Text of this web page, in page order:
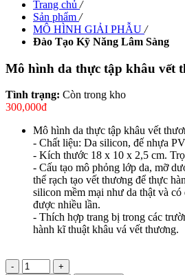
Trang chủ /
Sản phẩm /
MÔ HÌNH GIẢI PHẪU /
Đào Tạo Kỹ Năng Lâm Sàng
Mô hình da thực tập khâu vết
Tình trạng: Còn trong kho
300,000đ
Mô hình da thực tập khâu vết
- Chất liệu: Da silicon, đế nhựa
- Kích thước 18 x 10 x 2,5 cm.
- Cấu tạo mô phỏng lớp da, mỡ
thể rạch tạo vết thương để thực
silicon mềm mại như da thật và
được nhiều lần.
- Thích hợp trang bị trong các
hành kĩ thuật khâu vá vết thương.
-
+